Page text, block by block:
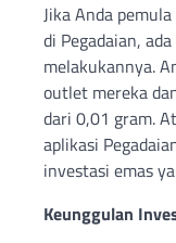
Jika Anda
di Pegadaian,
melakukannya.
outlet mereka
dari 0,01 gram.
aplikasi
investasi emas
Keunggulan